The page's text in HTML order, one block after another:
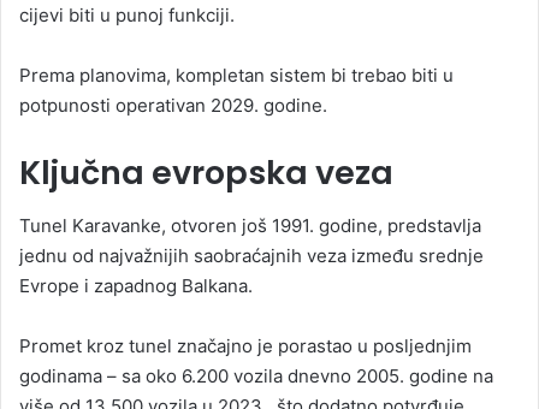
cijevi biti u punoj funkciji.
Prema planovima, kompletan sistem bi trebao biti u
potpunosti operativan 2029. godine.
Ključna evropska veza
Tunel Karavanke, otvoren još 1991. godine, predstavlja
jednu od najvažnijih saobraćajnih veza između srednje
Evrope i zapadnog Balkana.
Promet kroz tunel značajno je porastao u posljednjim
godinama – sa oko 6.200 vozila dnevno 2005. godine na